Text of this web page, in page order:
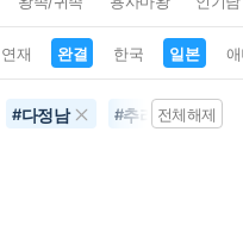
연재 완결 한국 일본
#다정남 #추리물전체해제